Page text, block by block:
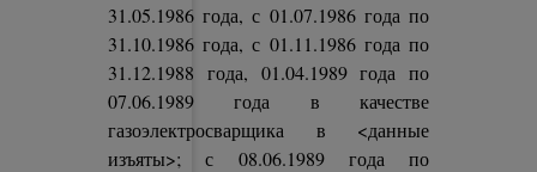
31.05.1986 года, с 01.07.1986 года по
31.10.1986 года, с 01.11.1986 года по
31.12.1988 года, 01.04.1989 года по
07.06.1989 года в качестве
газоэлектросварщика в <данные
изъяты>; с 08.06.1989 года по